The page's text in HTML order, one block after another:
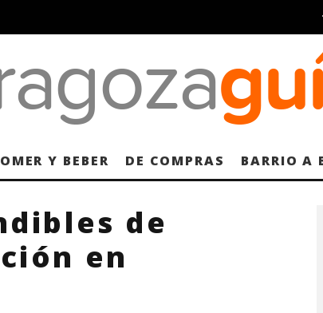
Y BEBER DE COMPRAS BARRIO A
de
en